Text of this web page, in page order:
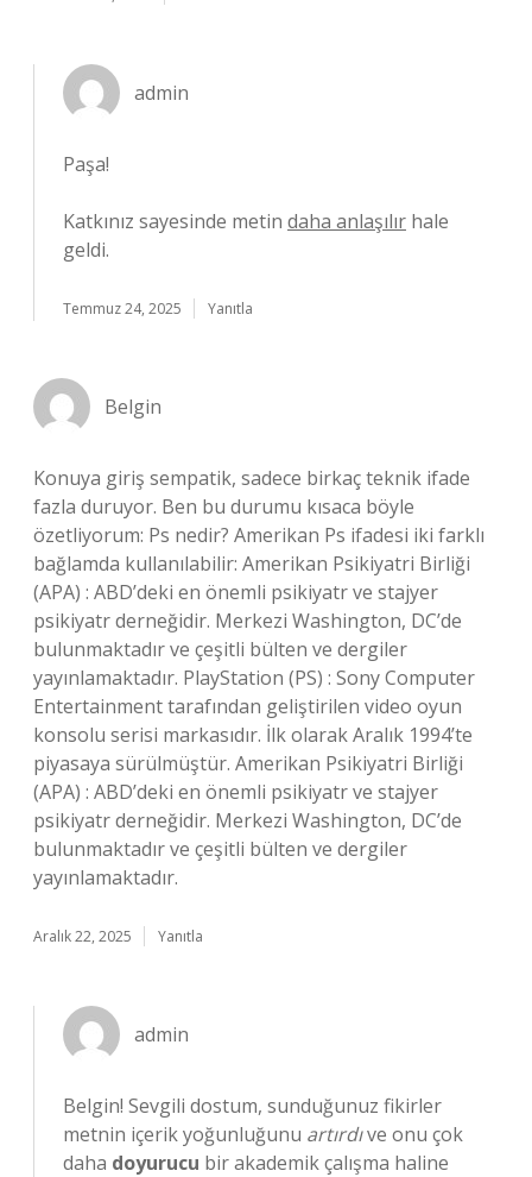
admin
Paşa!
Katkınız sayesinde metin daha anlaşılır hale
geldi.
Temmuz 24, 2025 Yanıtla
Belgin
Konuya giriş sempatik, sadece birkaç teknik ifade
fazla duruyor. Ben bu durumu kısaca böyle
özetliyorum: Ps nedir? Amerikan Ps ifadesi iki farklı
bağlamda kullanılabilir: Amerikan Psikiyatri Birliği
(APA) : ABD’deki en önemli psikiyatr ve stajyer
psikiyatr derneğidir. Merkezi Washington, DC’de
bulunmaktadır ve çeşitli bülten ve dergiler
yayınlamaktadır. PlayStation (PS) : Sony Computer
Entertainment tarafından geliştirilen video oyun
konsolu serisi markasıdır. İlk olarak Aralık 1994’te
piyasaya sürülmüştür. Amerikan Psikiyatri Birliği
(APA) : ABD’deki en önemli psikiyatr ve stajyer
psikiyatr derneğidir. Merkezi Washington, DC’de
bulunmaktadır ve çeşitli bülten ve dergiler
yayınlamaktadır.
Aralık 22, 2025 Yanıtla
admin
Belgin! Sevgili dostum, sunduğunuz fikirler
metnin içerik yoğunluğunu artırdıve onu çok
daha doyurucu bir akademik çalışma haline